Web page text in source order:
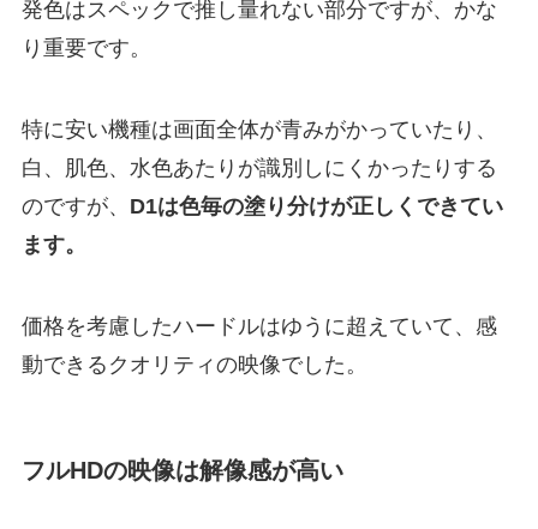
発色はスペックで推し量れない部分ですが、かな
り重要です。
特に安い機種は画面全体が青みがかっていたり、
白、肌色、水色あたりが識別しにくかったりする
のですが、 D1は色毎の塗り分けが正しくできてい
ます。
価格を考慮したハードルはゆうに超えていて、感
動できるクオリティの映像でした。
フルHDの映像は解像感が高い